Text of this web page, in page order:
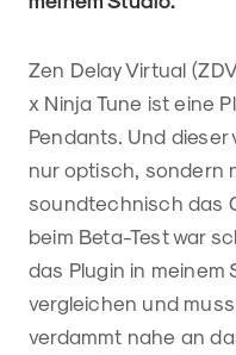
Zen Delay Virtual
x Ninja Tune ist eine
Pendants. Und
nur optisch, sondern
soundtechnisch das
beim Beta-Test war
das Plugin in meinem
vergleichen und
verdammt nahe an